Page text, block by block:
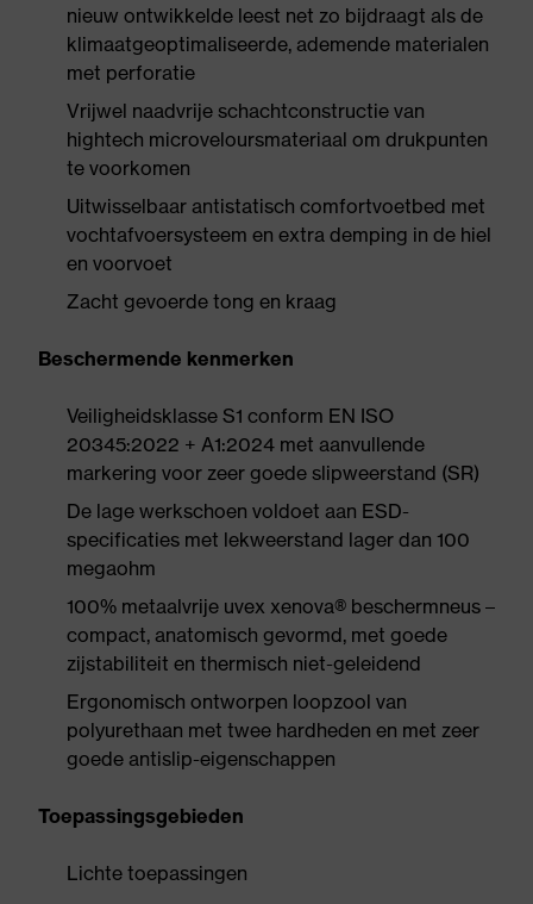
nieuw ontwikkelde leest net zo bijdraagt als de
klimaatgeoptimaliseerde, ademende materialen
met perforatie
Vrijwel naadvrije schachtconstructie van
hightech microveloursmateriaal om drukpunten
te voorkomen
Uitwisselbaar antistatisch comfortvoetbed met
vochtafvoersysteem en extra demping in de hiel
en voorvoet
Zacht gevoerde tong en kraag
Beschermende kenmerken
Veiligheidsklasse S1 conform EN ISO
20345:2022 + A1:2024 met aanvullende
markering voor zeer goede slipweerstand (SR)
De lage werkschoen voldoet aan ESD-
specificaties met lekweerstand lager dan 100
megaohm
100% metaalvrije uvex xenova® beschermneus –
compact, anatomisch gevormd, met goede
zijstabiliteit en thermisch niet-geleidend
Ergonomisch ontworpen loopzool van
polyurethaan met twee hardheden en met zeer
goede antislip-eigenschappen
Toepassingsgebieden
Lichte toepassingen